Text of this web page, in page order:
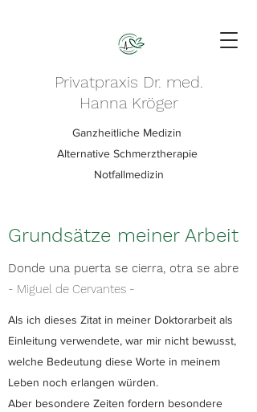
Privatpraxis Dr. med.
Hanna Kröger
Ganzheitliche Medizin
Alternative Schmerztherapie
Notfallmedizin
Grundsätze meiner Arbeit
Donde una puerta se cierra, otra se abre
- Miguel de Cervantes -
Als ich dieses Zitat in meiner Doktorarbeit als
Einleitung verwendete, war mir nicht bewusst,
welche Bedeutung diese Worte in meinem
Leben noch erlangen würden.
Aber besondere Zeiten fordern besondere